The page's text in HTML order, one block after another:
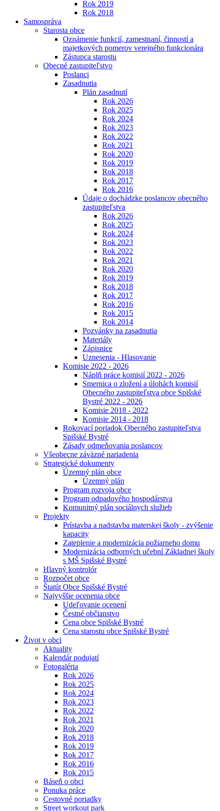
Rok 2019
Rok 2018
Samospráva
Starosta obce
Oznámenie funkcií, zamestnaní, činností a
majetkových pomerov verejného funkcionára
Zástupca starostu
Obecné zastupiteľstvo
Poslanci
Zasadnutia
Plán zasadnutí
Rok 2026
Rok 2025
Rok 2024
Rok 2023
Rok 2022
Rok 2021
Rok 2020
Rok 2019
Rok 2018
Rok 2017
Rok 2016
Údaje o dochádzke poslancov obecného
zastupiteľstva
Rok 2026
Rok 2025
Rok 2024
Rok 2023
Rok 2022
Rok 2021
Rok 2020
Rok 2019
Rok 2018
Rok 2017
Rok 2016
Rok 2015
Rok 2014
Pozvánky na zasadnutia
Materiály
Zápisnice
Uznesenia - Hlasovanie
Komisie 2022 - 2026
Náplň práce komisií 2022 - 2026
Smernica o zložení a úlohách komisií
Obecného zastupiteľstva obce Spišské
Bystré 2022 - 2026
Komisie 2018 - 2022
Komisie 2014 - 2018
Rokovací poriadok Obecného zastupiteľstva
Spišské Bystré
Zásady odmeňovania poslancov
Všeobecne záväzné nariadenia
Strategické dokumenty
Územný plán obce
Územný plán
Program rozvoja obce
Program odpadového hospodárstva
Komunitný plán sociálnych služieb
Projekty
Prístavba a nadstavba materskej školy - zvýšenie
kapacity
Zateplenie a modernizácia požiarneho domu
Modernizácia odborných učební Základnej školy
s MŠ Spišské Bystré
Hlavný kontrolór
Rozpočet obce
Štatút Obce Spišské Bystré
Najvyššie ocenenia obce
Udeľovanie ocenení
Čestné občianstvo
Cena obce Spišské Bystré
Cena starostu obce Spišské Bystré
Život v obci
Aktuality
Kalendár podujatí
Fotogaléria
Rok 2026
Rok 2025
Rok 2024
Rok 2023
Rok 2022
Rok 2021
Rok 2020
Rok 2018
Rok 2019
Rok 2017
Rok 2016
Rok 2015
Báseň o obci
Ponuka práce
Cestovné poriadky
Street workout park